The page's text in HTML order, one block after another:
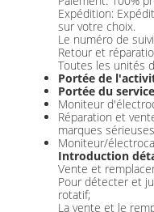
Expédition:
sur votre choix.
Le numéro de
Retour et
Toutes les unités
Portée de
Portée du
Moniteur
Réparation et
marques
Moniteur/
Introduction
Vente et
Pour détecter et
rotatif;
La vente et le